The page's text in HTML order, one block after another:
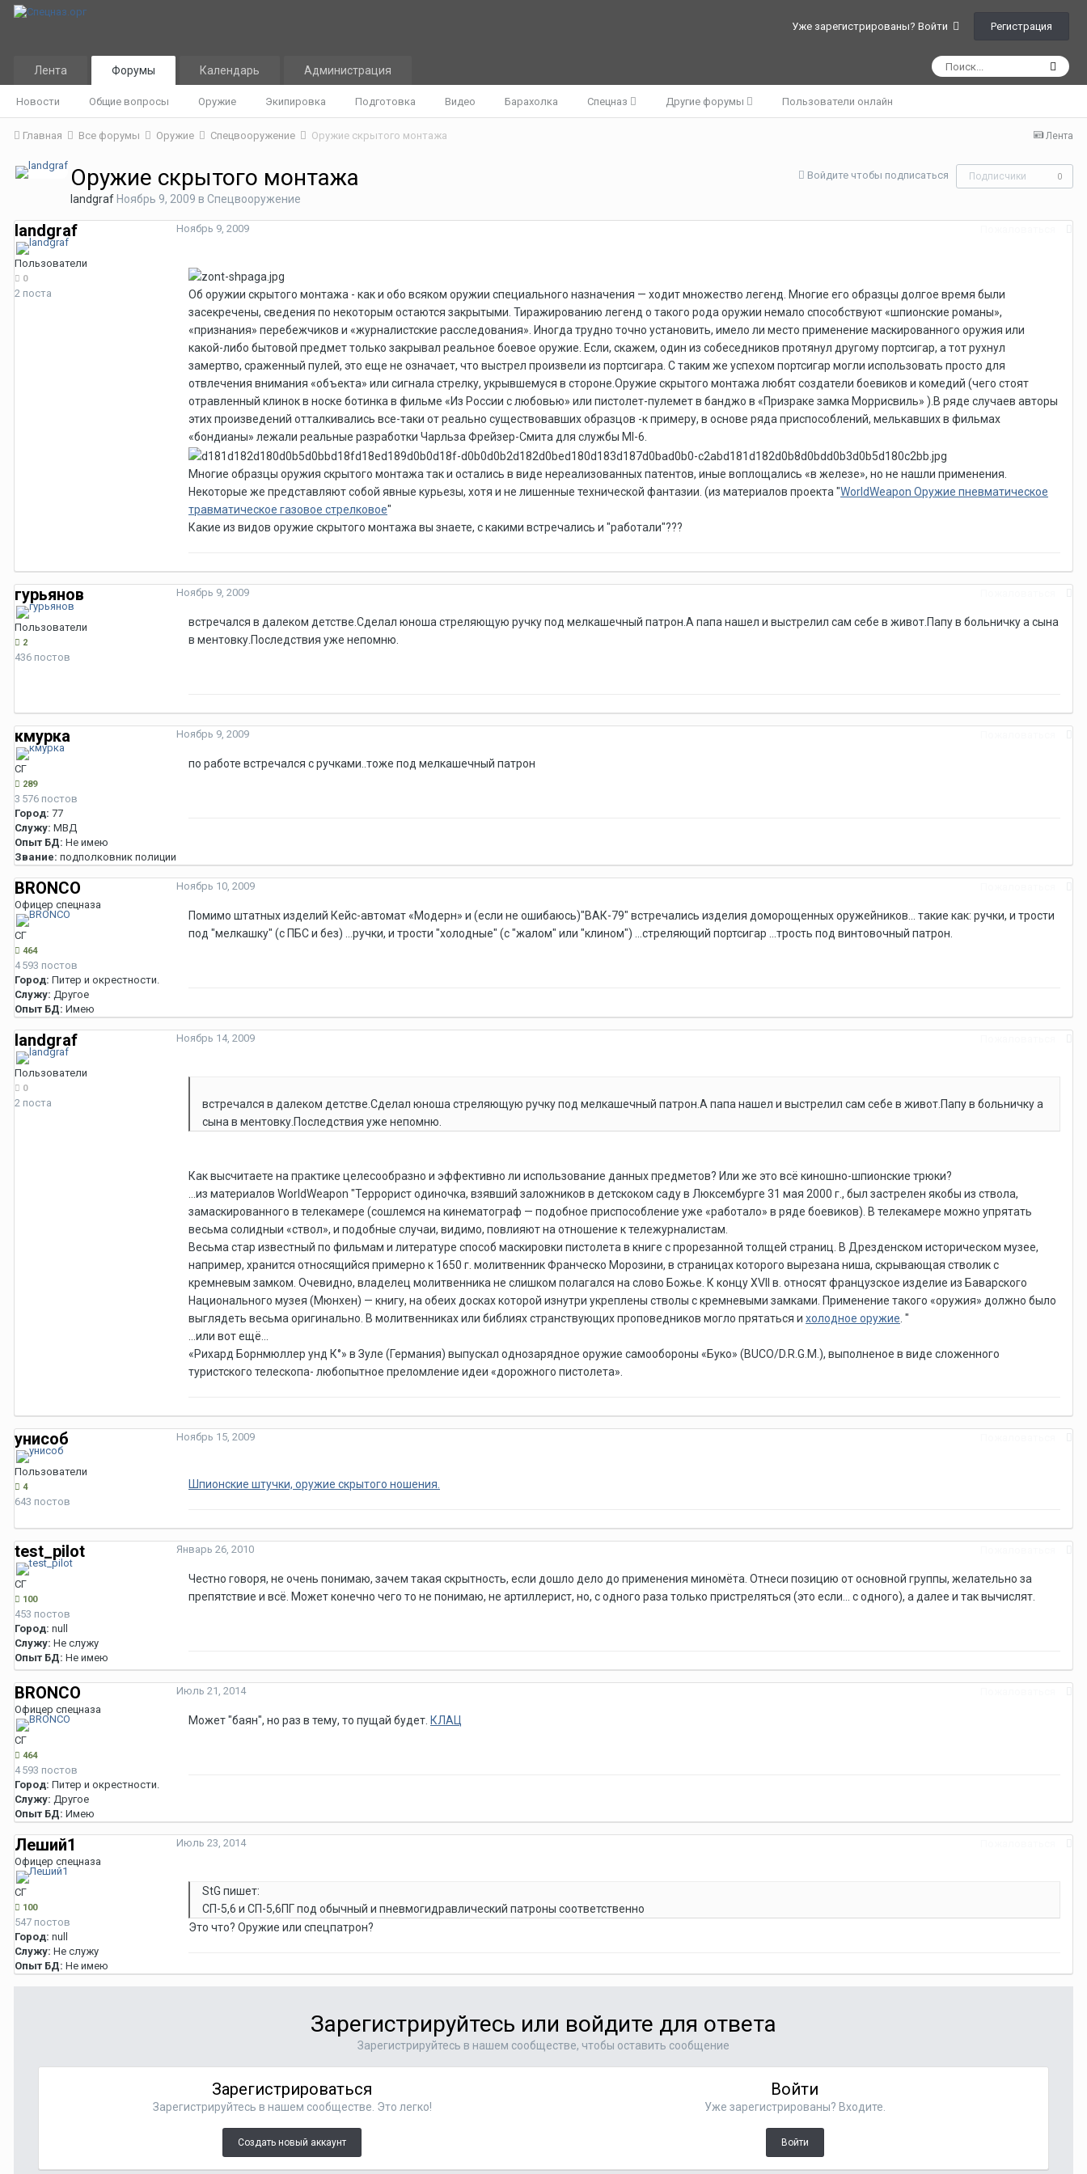
Уже зарегистрированы? Войти Регистрация
Лента Форумы
Новости Общие вопросы Оружие Экипировка Подготовка Видео Барахолка Спецназ Другие форумы Пользователи онлайн
Календарь Администрация
Лента
Главная Все форумы Оружие Спецвооружение Оружие скрытого монтажа
Войдите чтобы подписаться Подписчики 0
Оружие скрытого монтажа
landgraf Ноябрь 9, 2009 в Спецвооружение
landgraf
Пользователи
0
2 поста
Ноябрь 9, 2009
Об оружии скрытого монтажа - как и обо всяком оружии специального назначения — ходит множество легенд. Многие его образцы долгое время были
засекречены, сведения по некоторым остаются закрытыми. Тиражированию легенд о такого рода оружии немало способствуют «шпионские романы»,
«признания» перебежчиков и «журналистские расследования». Иногда трудно точно установить, имело ли место применение маскированного оружия или
какой-либо бытовой предмет только закрывал реальное боевое оружие. Если, скажем, один из собеседников протянул другому портсигар, а тот рухнул
замертво, сраженный пулей, это еще не означает, что выстрел произвели из портсигара. С таким же успехом портсигар могли использовать просто для
отвлечения внимания «объекта» или сигнала стрелку, укрывшемуся в стороне.Оружие скрытого монтажа любят создатели боевиков и комедий (чего стоят
отравленный клинок в носке ботинка в фильме «Из России с любовью» или пистолет-пулемет в банджо в «Призраке замка Моррисвиль» ).В ряде случаев авторы
этих произведений отталкивались все-таки от реально существовавших образцов -к примеру, в основе ряда приспособлений, мелькавших в фильмах
«бондианы» лежали реальные разработки Чарльза Фрейзер-Смита для службы Ml-6.
Многие образцы оружия скрытого монтажа так и остались в виде нереализованных патентов, иные воплощались «в железе», но не нашли применения.
Некоторые же представляют собой явные курьезы, хотя и не лишенные технической фантазии. (из материалов проекта "WorldWeapon Оружие пневматическое
травматическое газовое стрелковое"
Какие из видов оружие скрытого монтажа вы знаете, с какими встречались и "работали"???
гурьянов
Пользователи
2
436 постов
Ноябрь 9, 2009
встречался в далеком детстве.Сделал юноша стреляющую ручку под мелкашечный патрон.А папа нашел и выстрелил сам себе в живот.Папу в больничку а сына
в ментовку.Последствия уже непомню.
кмурка
СГ
289
3 576 постов
Город: 77
Служу: МВД
Опыт БД: Не имею
Звание: подполковник полиции
Ноябрь 9, 2009
по работе встречался с ручками..тоже под мелкашечный патрон
BRONCO
Офицер спецназа
СГ
464
4 593 постов
Город: Питер и окрестности.
Служу: Другое
Опыт БД: Имею
Ноябрь 10, 2009
Помимо штатных изделий Кейс-автомат «Модерн» и (если не ошибаюсь)"ВАК-79" встречались изделия доморощенных оружейников... такие как: ручки, и трости
под "мелкашку" (с ПБС и без) ...ручки, и трости "холодные" (с "жалом" или "клином") ...стреляющий портсигар ...трость под винтовочный патрон.
landgraf
Пользователи
0
2 поста
Ноябрь 14, 2009
встречался в далеком детстве.Сделал юноша стреляющую ручку под мелкашечный патрон.А папа нашел и выстрелил сам себе в живот.Папу в больничку а
сына в ментовку.Последствия уже непомню.
Как высчитаете на практике целесообразно и эффективно ли использование данных предметов? Или же это всё киношно-шпионские трюки?
...из материалов WorldWeapon "Террорист одиночка, взявший заложников в детскоком саду в Люксембурге 31 мая 2000 г., был застрелен якобы из ствола,
замаскированного в телекамере (сошлемся на кинематограф — подобное приспособление уже «работало» в ряде боевиков). В телекамере можно упрятать
весьма солидныи «ствол», и подобные случаи, видимо, повлияют на отношение к тележурналистам.
Весьма стар известный по фильмам и литературе способ маскировки пистолета в книге с прорезанной толщей страниц. В Дрезденском историческом музее,
например, хранится относящийся примерно к 1650 г. молитвенник Франческо Морозини, в страницах которого вырезана ниша, скрывающая стволик с
кремневым замком. Очевидно, владелец молитвенника не слишком полагался на слово Божье. К концу XVII в. относят французское изделие из Баварского
Национального музея (Мюнхен) — книгу, на обеих досках которой изнутри укреплены стволы с кремневыми замками. Применение такого «оружия» должно было
выглядеть весьма оригинально. В молитвенниках или библиях странствующих проповедников могло прятаться и холодное оружие . "
...или вот ещё...
«Рихард Борнмюллер унд К°» в Зуле (Германия) выпускал однозарядное оружие самообороны «Буко» (BUCO/D.R.G.M.), выполненое в виде сложенного
туристского телескопа- любопытное преломление идеи «дорожного пистолета».
унисоб
Пользователи
4
643 постов
Ноябрь 15, 2009
Шпионские штучки, оружие скрытого ношения.
test_pilot
СГ
100
453 постов
Город: null
Служу: Не служу
Опыт БД: Не имею
Январь 26, 2010
Честно говоря, не очень понимаю, зачем такая скрытность, если дошло дело до применения миномёта. Отнеси позицию от основной группы, желательно за
препятствие и всё. Может конечно чего то не понимаю, не артиллерист, но, с одного раза только пристреляться (это если... с одного), а далее и так вычислят.
BRONCO
Офицер спецназа
СГ
464
4 593 постов
Город: Питер и окрестности.
Служу: Другое
Опыт БД: Имею
Июль 21, 2014
Может "баян", но раз в тему, то пущай будет. КЛАЦ
Леший1
Офицер спецназа
СГ
100
547 постов
Город: null
Служу: Не служу
Опыт БД: Не имею
Июль 23, 2014
StG пишет:
СП-5,6 и СП-5,6ПГ под обычный и пневмогидравлический патроны соответственно
Это что? Оружие или спецпатрон?
Зарегистрируйтесь или войдите для ответа
Зарегистрируйтесь в нашем сообществе, чтобы оставить сообщение
Зарегистрироваться
Зарегистрируйтесь в нашем сообществе. Это легко!
Создать новый аккаунт
Войти
Уже зарегистрированы? Входите.
Войти